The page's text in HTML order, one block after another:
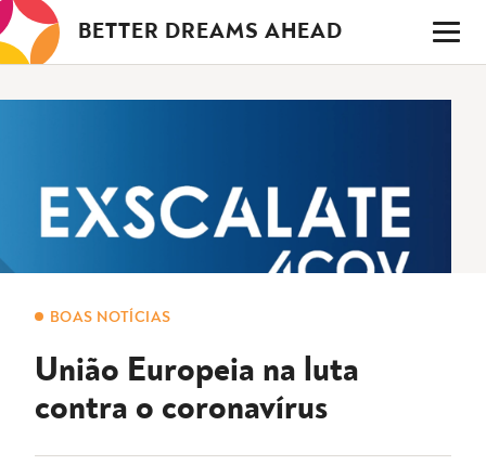
Saltar
para
o
BETTER DREAMS AHEAD
BOAS NOTÍCIAS
União Europeia na luta
contra o coronavírus